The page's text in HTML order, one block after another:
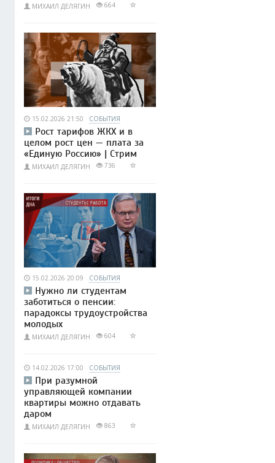
МИХАИЛ ДЕЛЯГИН 664
15.02.2026 21:50 СОБЫТИЯ
Рост тарифов ЖКХ и в
целом рост цен — плата за
«Единую Россию» | Стрим
МИХАИЛ ДЕЛЯГИН 736
15.02.2026 20:09 СОБЫТИЯ
Нужно ли студентам
заботиться о пенсии:
парадоксы трудоустройства
молодых
МИХАИЛ ДЕЛЯГИН 604
14.02.2026 17:00 СОБЫТИЯ
При разумной
управляющей компании
квартиры можно отдавать
даром
МИХАИЛ ДЕЛЯГИН 863